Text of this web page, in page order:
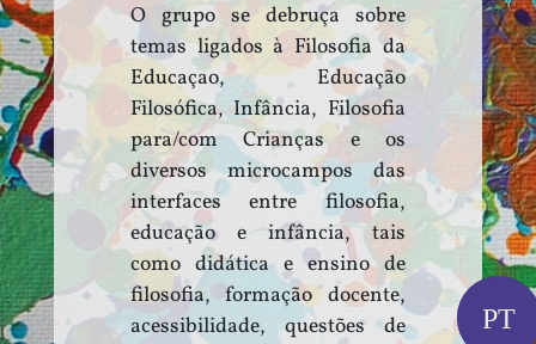
O grupo se debruça sobre
temas ligados à Filosofia da
Educaçao, Educação
Filosófica, Infância, Filosofia
para/com Crianças e os
diversos microcampos das
interfaces entre filosofia,
educação e infância, tais
como didática e ensino de
filosofia, formação docente,
acessibilidade, questões de
PT
PT
EN
IT
ES